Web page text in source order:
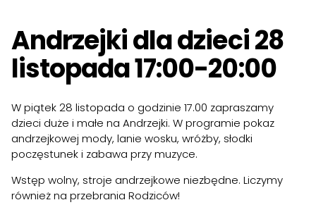
Andrzejki dla dzieci 28
listopada 17:00-20:00
W piątek 28 listopada o godzinie 17.00 zapraszamy
dzieci duże i małe na Andrzejki. W programie pokaz
andrzejkowej mody, lanie wosku, wróżby, słodki
poczęstunek i zabawa przy muzyce.
Wstęp wolny, stroje andrzejkowe niezbędne. Liczymy
również na przebrania Rodziców!